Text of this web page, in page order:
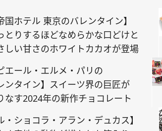
国ホテル 東京のバレンタイン】
とりするほどなめらかな口どけと
しい甘さのホワイトカカオが登場
エール・エルメ・パリの
ンタイン】スイーツ界の巨匠が
なす2024年の新作チョコレート
・ショコラ・アラン・デュカス】